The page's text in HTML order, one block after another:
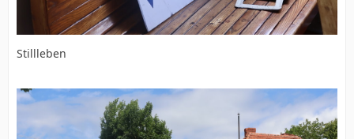
Stillleben